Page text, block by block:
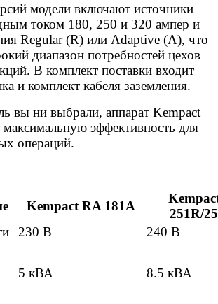
модели включают источники
током 180, 250 и 320 ампер и
Regular (R) или Adaptive (A), что
диапазон потребностей цехов
В комплект поставки входит
и комплект кабеля заземления.
вы ни выбрали, аппарат Kempact
максимальную эффективность для
операций.
Kempact RA 181A
251R/
230 В
240 В
5 кВА 8.5 кВА